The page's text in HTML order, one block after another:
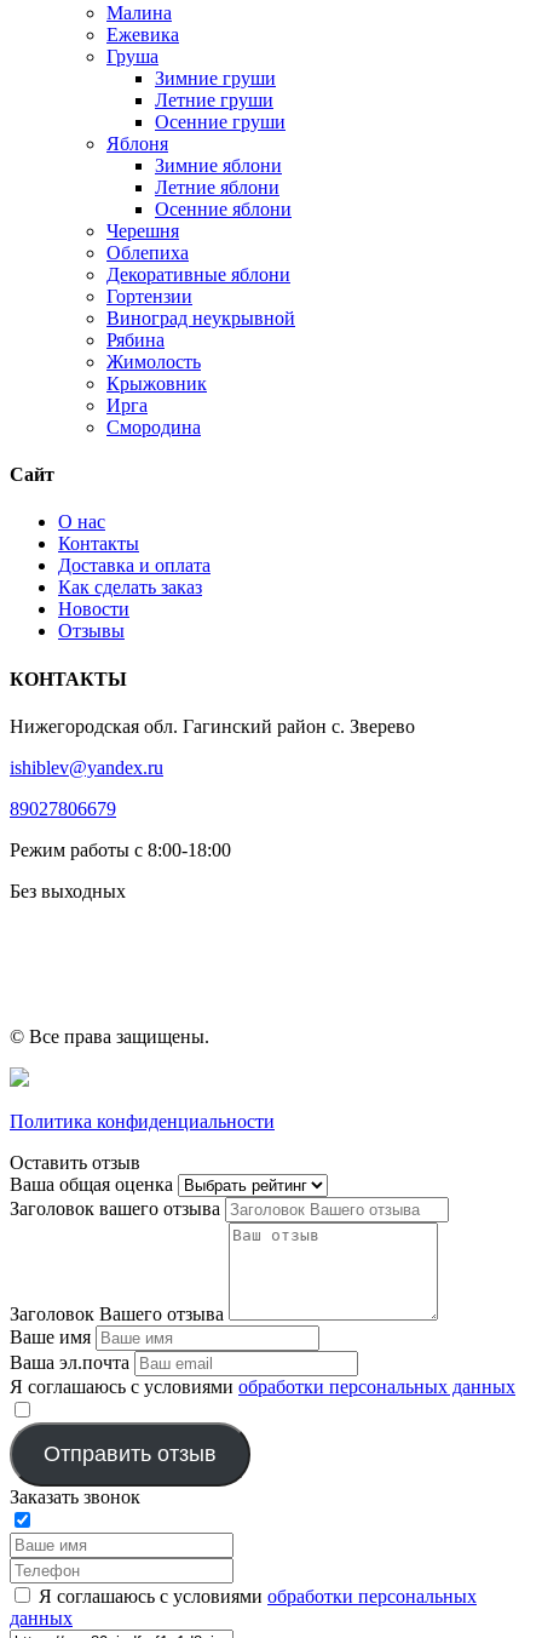
Малина
Ежевика
Груша
Зимние груши
Летние груши
Осенние груши
Яблоня
Зимние яблони
Летние яблони
Осенние яблони
Черешня
Облепиха
Декоративные яблони
Гортензии
Виноград неукрывной
Рябина
Жимолость
Крыжовник
Ирга
Смородина
Сайт
О нас
Контакты
Доставка и оплата
Как сделать заказ
Новости
Отзывы
КОНТАКТЫ
Нижегородская обл. Гагинский район с. Зверево
ishiblev@yandex.ru
89027806679
Режим работы с 8:00-18:00
Без выходных
© Все права защищены.
Политика конфиденциальности
Оставить отзыв
Ваша общая оценка
Заголовок вашего отзыва
Заголовок Вашего отзыва
Ваше имя
Ваша эл.почта
Я соглашаюсь с условиями обработки персональных данных
Отправить отзыв
Заказать звонок
Я соглашаюсь с условиями обработки персональных
данных